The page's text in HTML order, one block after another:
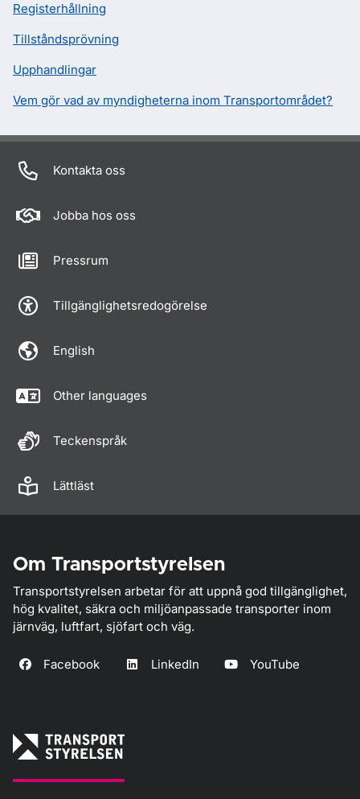
Registerhållning
Tillståndsprövning
Upphandlingar
Vem gör vad av myndigheterna inom Transportområdet?
Kontakta oss
Jobba hos oss
Pressrum
Tillgänglighetsredogörelse
English
Other languages
Teckenspråk
Lättläst
Om Transportstyrelsen
Transportstyrelsen arbetar för att uppnå god tillgänglighet,
hög kvalitet, säkra och miljöanpassade transporter inom
järnväg, luftfart, sjöfart och väg.
Facebook LinkedIn YouTube